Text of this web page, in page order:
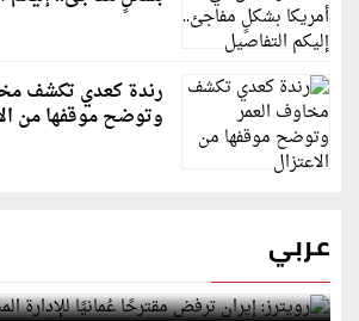
رندة كعدي تكشف
وتوضح موقفها من
عربي
رويترز: إيران ترفض مقترحًا عُمانيًا
لمضيق هرمز